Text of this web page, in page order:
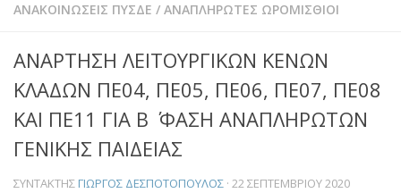
ΑΝΑΚΟΙΝΩΣΕΙΣ ΠΥΣΔΕ / ΑΝΑΠΛΗΡΩΤΕΣ ΩΡΟΜΙΣΘΙΟΙ
ΑΝΑΡΤΗΣΗ ΛΕΙΤΟΥΡΓΙΚΩΝ ΚΕΝΩΝ
ΚΛΑΔΩΝ ΠΕ04, ΠΕ05, ΠΕ06, ΠΕ07, ΠΕ08
ΚΑΙ ΠΕ11 ΓΙΑ Β ΄ ΦΑΣΗ ΑΝΑΠΛΗΡΩΤΩΝ
ΓΕΝΙΚΗΣ ΠΑΙΔΕΙΑΣ
ΣΥΝΤΆΚΤΗΣ ΓΙΏΡΓΟΣ ΔΕΣΠΟΤΌΠΟΥΛΟΣ · 22 ΣΕΠΤΕΜΒΡΊΟΥ 2020